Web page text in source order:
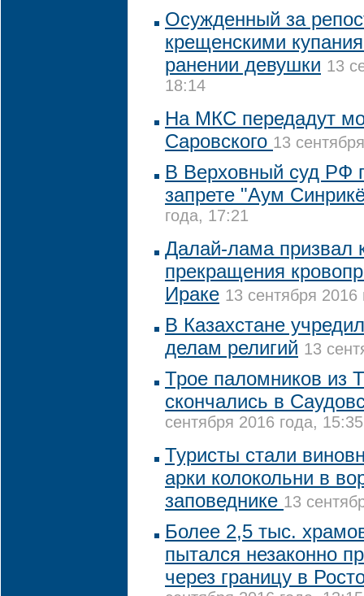
Осужденный за
крещенскими
ранении девушки 13
18:14
На МКС передадут
Саровского 13
В Верховный суд РФ
запрете "Аум
года, 17:21
Далай-лама призвал
прекращения
Ираке 13 сентября 2016
В Казахстане
делам религий 13
Трое паломников из
скончались в
сентября 2016 года, 15:35
Туристы стали
арки колокольни в
заповеднике 13
Более 2,5 тыс.
пытался незаконно
через границу в